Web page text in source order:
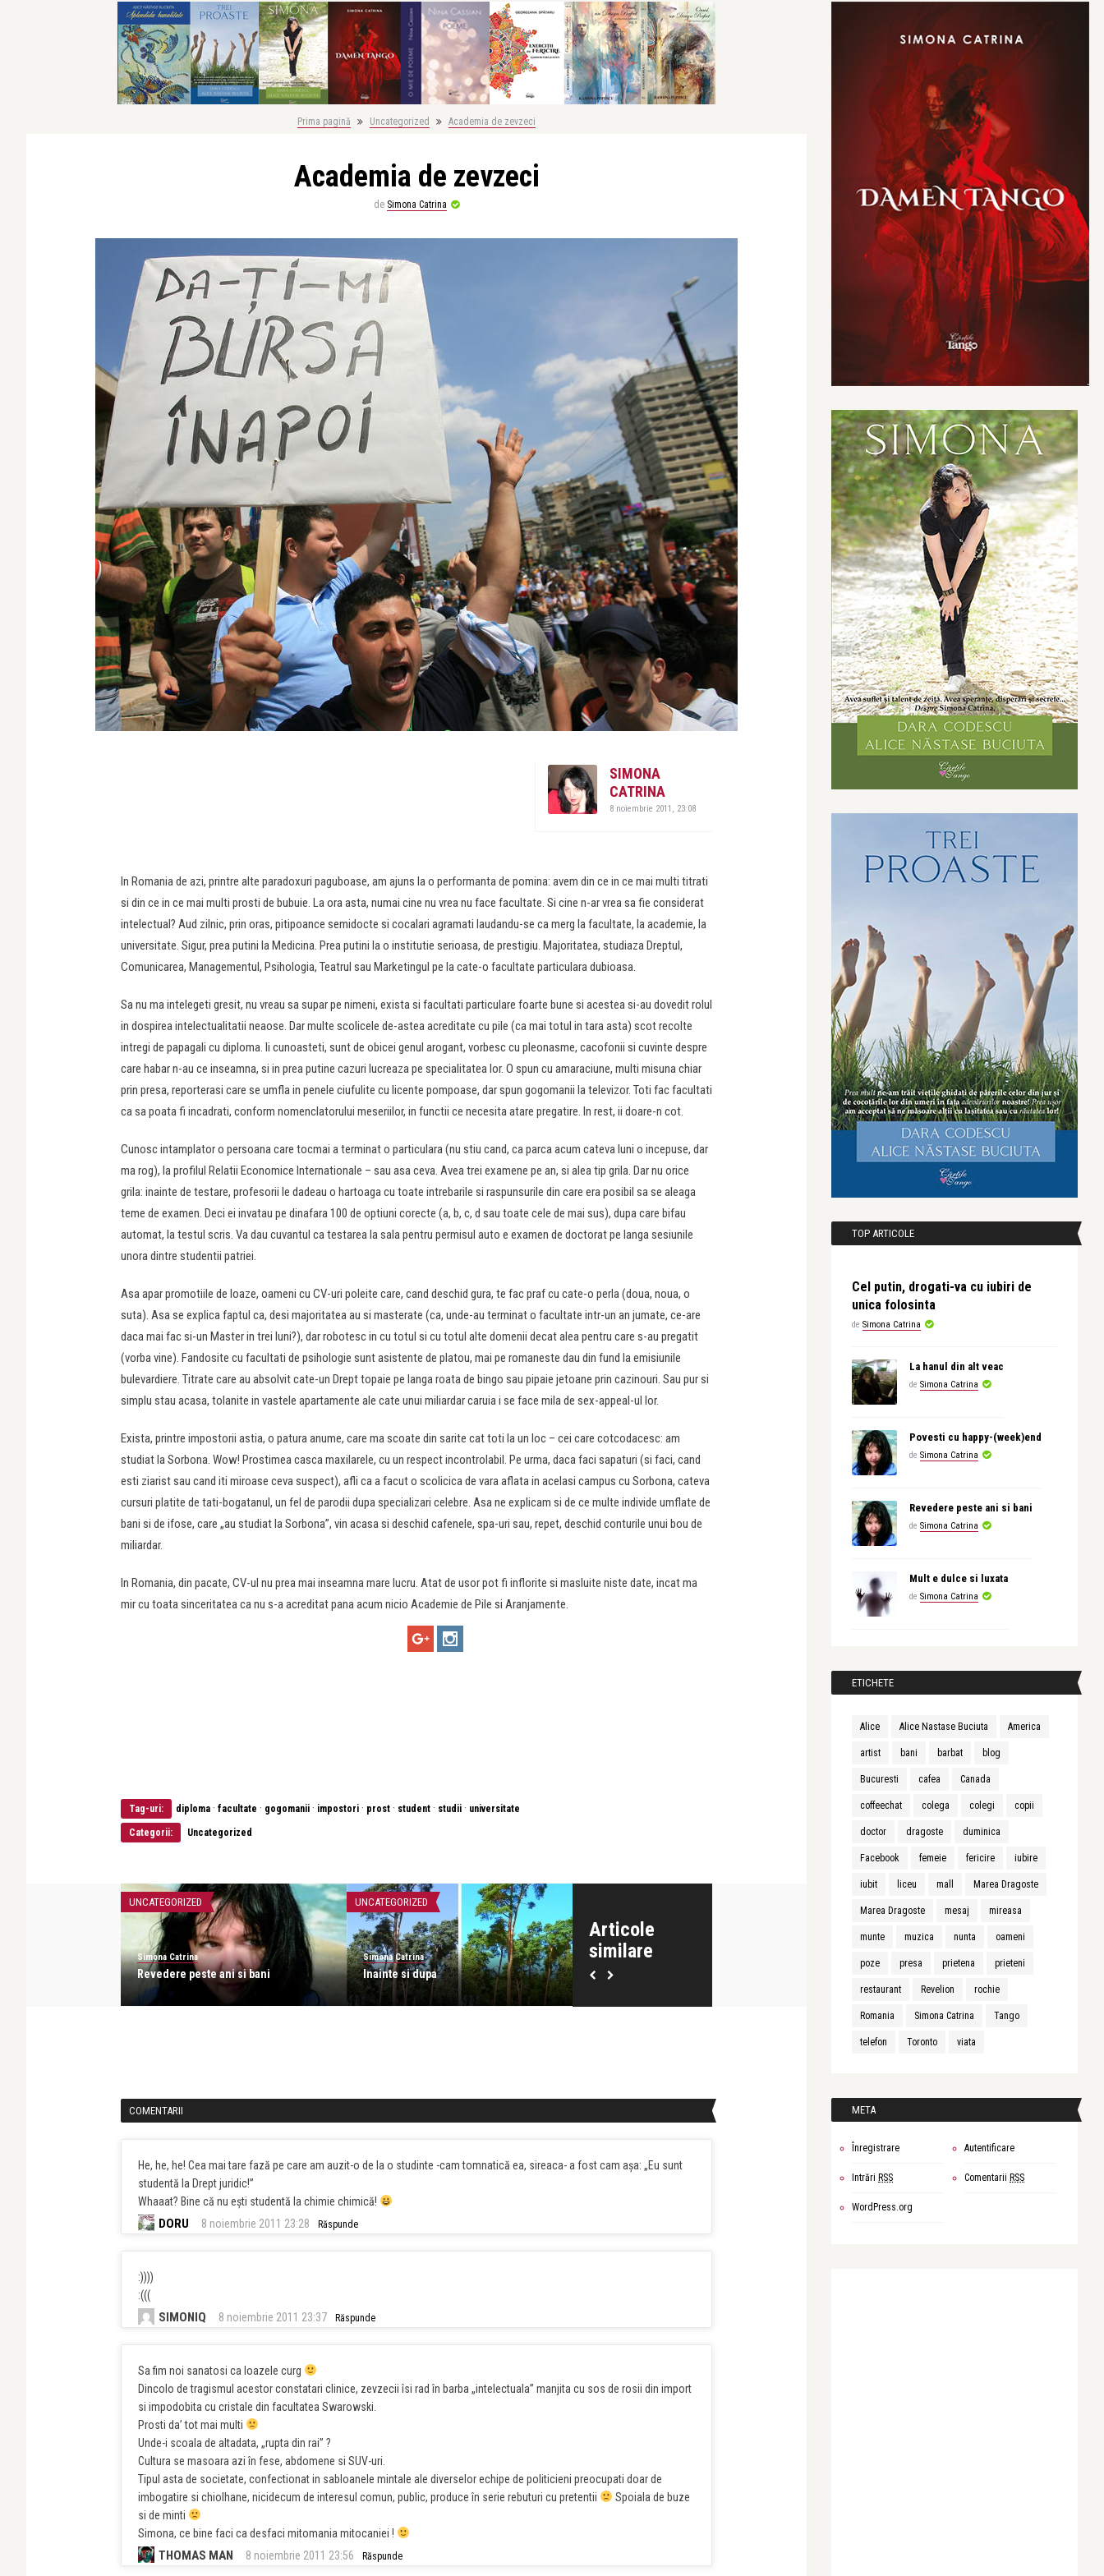
Prima pagină Uncategorized Academia de zevzeci
Academia de zevzeci
de Simona Catrina
SIMONA
CATRINA
8 noiembrie 2011, 23:08
In Romania de azi, printre alte paradoxuri paguboase, am ajuns la o performanta de pomina: avem din ce in ce mai multi titrati
si din ce in ce mai multi prosti de bubuie. La ora asta, numai cine nu vrea nu face facultate. Si cine n-ar vrea sa fie considerat
intelectual? Aud zilnic, prin oras, pitipoance semidocte si cocalari agramati laudandu-se ca merg la facultate, la academie, la
universitate. Sigur, prea putini la Medicina. Prea putini la o institutie serioasa, de prestigiu. Majoritatea, studiaza Dreptul,
Comunicarea, Managementul, Psihologia, Teatrul sau Marketingul pe la cate-o facultate particulara dubioasa.
Sa nu ma intelegeti gresit, nu vreau sa supar pe nimeni, exista si facultati particulare foarte bune si acestea si-au dovedit rolul
in dospirea intelectualitatii neaose. Dar multe scolicele de-astea acreditate cu pile (ca mai totul in tara asta) scot recolte
intregi de papagali cu diploma. Ii cunoasteti, sunt de obicei genul arogant, vorbesc cu pleonasme, cacofonii si cuvinte despre
care habar n-au ce inseamna, si in prea putine cazuri lucreaza pe specialitatea lor. O spun cu amaraciune, multi misuna chiar
prin presa, reporterasi care se umfla in penele ciufulite cu licente pompoase, dar spun gogomanii la televizor. Toti fac facultati
ca sa poata fi incadrati, conform nomenclatorului meseriilor, in functii ce necesita atare pregatire. In rest, ii doare-n cot.
Cunosc intamplator o persoana care tocmai a terminat o particulara (nu stiu cand, ca parca acum cateva luni o incepuse, dar
ma rog), la profilul Relatii Economice Internationale – sau asa ceva. Avea trei examene pe an, si alea tip grila. Dar nu orice
grila: inainte de testare, profesorii le dadeau o hartoaga cu toate intrebarile si raspunsurile din care era posibil sa se aleaga
teme de examen. Deci ei invatau pe dinafara 100 de optiuni corecte (a, b, c, d sau toate cele de mai sus), dupa care bifau
automat, la testul scris. Va dau cuvantul ca testarea la sala pentru permisul auto e examen de doctorat pe langa sesiunile
unora dintre studentii patriei.
Asa apar promotiile de loaze, oameni cu CV-uri poleite care, cand deschid gura, te fac praf cu cate-o perla (doua, noua, o
suta). Asa se explica faptul ca, desi majoritatea au si masterate (ca, unde-au terminat o facultate intr-un an jumate, ce-are
daca mai fac si-un Master in trei luni?), dar robotesc in cu totul si cu totul alte domenii decat alea pentru care s-au pregatit
(vorba vine). Fandosite cu facultati de psihologie sunt asistente de platou, mai pe romaneste dau din fund la emisiunile
bulevardiere. Titrate care au absolvit cate-un Drept topaie pe langa roata de bingo sau pipaie jetoane prin cazinouri. Sau pur si
simplu stau acasa, tolanite in vastele apartamente ale cate unui miliardar caruia i se face mila de sex-appeal-ul lor.
Exista, printre impostorii astia, o patura anume, care ma scoate din sarite cat toti la un loc – cei care cotcodacesc: am
studiat la Sorbona. Wow! Prostimea casca maxilarele, cu un respect incontrolabil. Pe urma, daca faci sapaturi (si faci, cand
esti ziarist sau cand iti miroase ceva suspect), afli ca a facut o scolicica de vara aflata in acelasi campus cu Sorbona, cateva
cursuri platite de tati-bogatanul, un fel de parodii dupa specializari celebre. Asa ne explicam si de ce multe individe umflate de
bani si de ifose, care „au studiat la Sorbona”, vin acasa si deschid cafenele, spa-uri sau, repet, deschid conturile unui bou de
miliardar.
In Romania, din pacate, CV-ul nu prea mai inseamna mare lucru. Atat de usor pot fi inflorite si masluite niste date, incat ma
mir cu toata sinceritatea ca nu s-a acreditat pana acum nicio Academie de Pile si Aranjamente.
Tag-uri: diploma · facultate · gogomanii · impostori · prost · student · studii · universitate
Categorii: Uncategorized
Articole
similare
UNCATEGORIZED
Simona Catrina
Revedere peste ani si bani
UNCATEGORIZED
Simona Catrina
Inainte si dupa
Simona Catrina
Sunt cap de familie
COMENTARII
He, he, he! Cea mai tare fază pe care am auzit-o de la o studinte -cam tomnatică ea, sireaca- a fost cam aşa: „Eu sunt
studentă la Drept juridic!”
Whaaat? Bine că nu eşti studentă la chimie chimică!
DORU 8 noiembrie 2011 23:28 Răspunde
:))))
:(((
SIMONIQ 8 noiembrie 2011 23:37 Răspunde
Sa fim noi sanatosi ca loazele curg
Dincolo de tragismul acestor constatari clinice, zevzecii îsi rad în barba „intelectuala” manjita cu sos de rosii din import
si impodobita cu cristale din facultatea Swarowski.
Prosti da’ tot mai multi
Unde-i scoala de altadata, „rupta din rai” ?
Cultura se masoara azi în fese, abdomene si SUV-uri.
Tipul asta de societate, confectionat in sabloanele mintale ale diverselor echipe de politicieni preocupati doar de
imbogatire si chiolhane, nicidecum de interesul comun, public, produce în serie rebuturi cu pretentii
Spoiala de buze
si de minti
Simona, ce bine faci ca desfaci mitomania mitocaniei !
THOMAS MAN 8 noiembrie 2011 23:56 Răspunde
TOP ARTICOLE
Cel putin, drogati-va cu iubiri de
unica folosinta
de Simona Catrina
La hanul din alt veac
de Simona Catrina
Povesti cu happy-(week)end
de Simona Catrina
Revedere peste ani si bani
de Simona Catrina
Mult e dulce si luxata
de Simona Catrina
ETICHETE
Alice Alice Nastase Buciuta America
artist bani barbat blog
Bucuresti cafea Canada
coffeechat colega colegi copii
doctor dragoste duminica
Facebook femeie fericire iubire
iubit liceu mall Marea Dragoste
Marea Dragoste mesaj mireasa
munte muzica nunta oameni
poze presa prietena prieteni
restaurant Revelion rochie
Romania Simona Catrina Tango
telefon Toronto viata
META
Înregistrare Autentificare
Intrări RSS Comentarii RSS
WordPress.org